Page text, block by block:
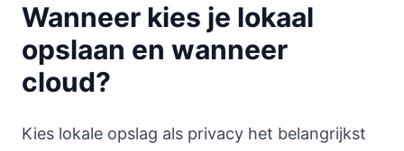
Wanneer kies je lokaal
opslaan en wanneer
cloud?
Kies lokale opslag als privacy het belangrijkst